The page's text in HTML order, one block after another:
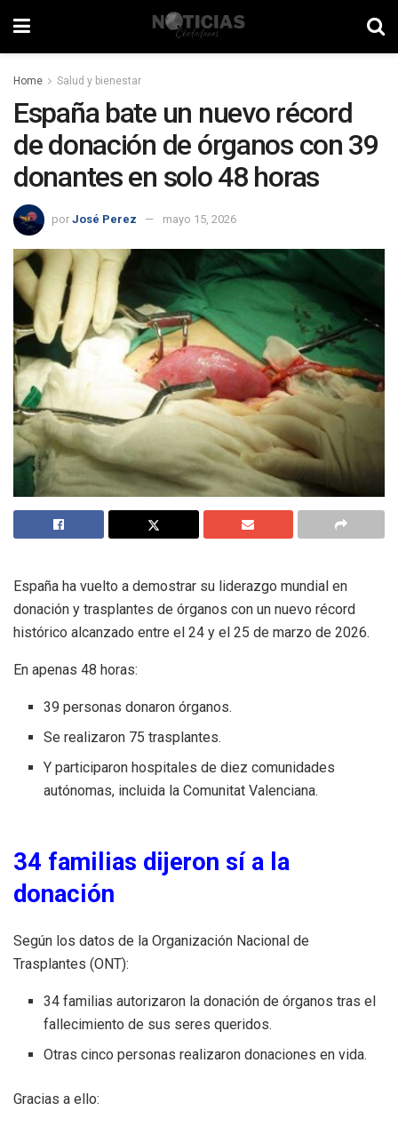
Home Salud y bienestar
España bate un nuevo récord
de donación de órganos con 39
donantes en solo 48 horas
por José Perez mayo 15, 2026
España ha vuelto a demostrar su liderazgo mundial en
donación y trasplantes de órganos con un nuevo récord
histórico alcanzado entre el 24 y el 25 de marzo de 2026.
En apenas 48 horas:
39 personas donaron órganos.
Se realizaron 75 trasplantes.
Y participaron hospitales de diez comunidades
autónomas, incluida la Comunitat Valenciana.
34 familias dijeron sí a la
donación
Según los datos de la Organización Nacional de
Trasplantes (ONT):
34 familias autorizaron la donación de órganos tras el
fallecimiento de sus seres queridos.
Otras cinco personas realizaron donaciones en vida.
Gracias a ello: